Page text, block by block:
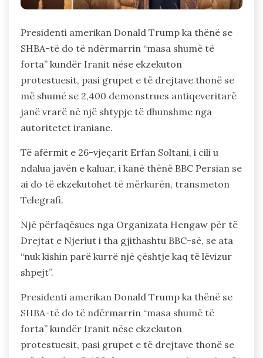
Presidenti amerikan Donald Trump ka thënë se
SHBA-të do të ndërmarrin “masa shumë të
forta” kundër Iranit nëse ekzekuton
protestuesit, pasi grupet e të drejtave thonë se
më shumë se 2,400 demonstrues antiqeveritarë
janë vrarë në një shtypje të dhunshme nga
autoritetet iraniane.
Të afërmit e 26-vjeçarit Erfan Soltani, i cili u
ndalua javën e kaluar, i kanë thënë BBC Persian se
ai do të ekzekutohet të mërkurën, transmeton
Telegrafi.
Një përfaqësues nga Organizata Hengaw për të
Drejtat e Njeriut i tha gjithashtu BBC-së, se ata
“nuk kishin parë kurrë një çështje kaq të lëvizur
shpejt”.
Presidenti amerikan Donald Trump ka thënë se
SHBA-të do të ndërmarrin “masa shumë të
forta” kundër Iranit nëse ekzekuton
protestuesit, pasi grupet e të drejtave thonë se